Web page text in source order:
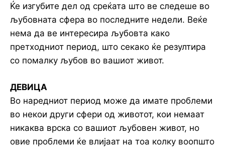
Ќе изгубите дел од среќата што ве следеше во
љубовната сфера во последните недели. Веќе
нема да ве интересира љубовта како
претходниот период, што секако ќе резултира
со помалку љубов во вашиот живот.
ДЕВИЦА
Во наредниот период може да имате проблеми
во некои други сфери од животот, кои немаат
никаква врска со вашиот љубовен живот, но
овие проблеми ќе влијаат на тоа колку воопшто